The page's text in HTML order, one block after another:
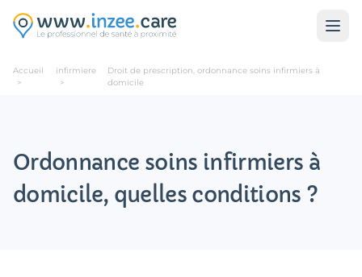
Accueil
>
infirmiere
>
Droit de prescription, ordonnance soins infirmiers à
domicile
Ordonnance soins infirmiers à
domicile, quelles conditions ?